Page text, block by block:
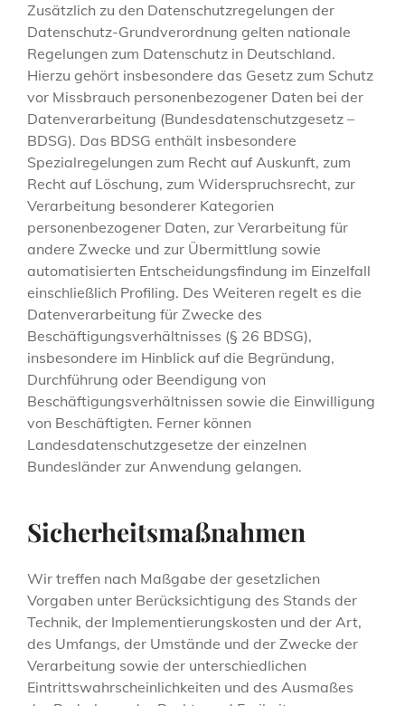
Zusätzlich zu den Datenschutzregelungen der
Datenschutz-Grundverordnung gelten nationale
Regelungen zum Datenschutz in Deutschland.
Hierzu gehört insbesondere das Gesetz zum Schutz
vor Missbrauch personenbezogener Daten bei der
Datenverarbeitung (Bundesdatenschutzgesetz –
BDSG). Das BDSG enthält insbesondere
Spezialregelungen zum Recht auf Auskunft, zum
Recht auf Löschung, zum Widerspruchsrecht, zur
Verarbeitung besonderer Kategorien
personenbezogener Daten, zur Verarbeitung für
andere Zwecke und zur Übermittlung sowie
automatisierten Entscheidungsfindung im Einzelfall
einschließlich Profiling. Des Weiteren regelt es die
Datenverarbeitung für Zwecke des
Beschäftigungsverhältnisses (§ 26 BDSG),
insbesondere im Hinblick auf die Begründung,
Durchführung oder Beendigung von
Beschäftigungsverhältnissen sowie die Einwilligung
von Beschäftigten. Ferner können
Landesdatenschutzgesetze der einzelnen
Bundesländer zur Anwendung gelangen.
Sicherheitsmaßnahmen
Wir treffen nach Maßgabe der gesetzlichen
Vorgaben unter Berücksichtigung des Stands der
Technik, der Implementierungskosten und der Art,
des Umfangs, der Umstände und der Zwecke der
Verarbeitung sowie der unterschiedlichen
Eintrittswahrscheinlichkeiten und des Ausmaßes